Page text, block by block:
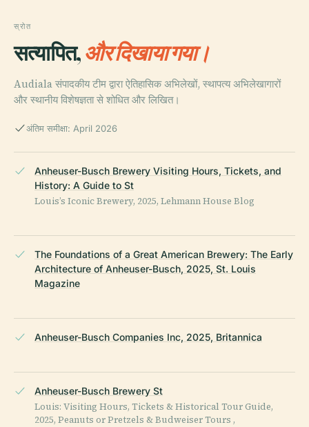
स्रोत
सत्यापित,और दिखाया गया।
Audiala संपादकीय टीम द्वारा ऐतिहासिक अभिलेखों, स्थापत्य अभिलेखागारों
और स्थानीय विशेषज्ञता से शोधित और लिखित।
अंतिम समीक्षा: April 2026
Anheuser-Busch Brewery Visiting Hours, Tickets, and
History: A Guide to St
Louis’s Iconic Brewery, 2025, Lehmann House Blog
The Foundations of a Great American Brewery: The Early
Architecture of Anheuser-Busch, 2025, St. Louis
Magazine
Anheuser-Busch Companies Inc, 2025, Britannica
Anheuser-Busch Brewery St
Louis: Visiting Hours, Tickets & Historical Tour Guide,
2025, Peanuts or Pretzels & Budweiser Tours ,